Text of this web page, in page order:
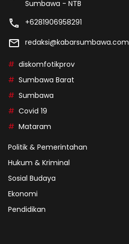
Sumbawa - NTB
+6281906958291
redaksi@kabarsumbawa.com
diskomfotikprov
Sumbawa Barat
Sumbawa
Covid 19
Mataram
Politik & Pemerintahan
Hukum & Kriminal
Sosial Budaya
Ekonomi
Pendidikan